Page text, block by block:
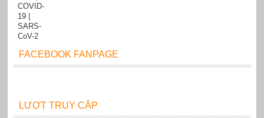
FACEBOOK FANPAGE
LƯỢT TRUY CẬP